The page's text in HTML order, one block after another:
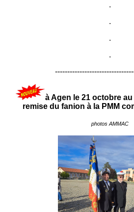
.
.
.
.
à Agen le 21 octobre
remise du fanion à la PMM
photos AMMAC